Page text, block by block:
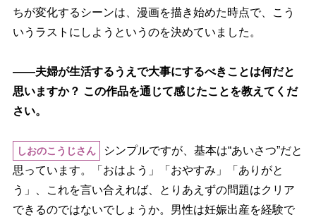
ちが変化するシーンは、漫画を描き始めた時点で、こう
いうラストにしようというのを決めていました。
――夫婦が生活するうえで大事にするべきことは何だと
思いますか？ この作品を通じて感じたことを教えてくだ
さい。
しおのこうじさん
シンプルですが、基本は“あいさつ”だと
思っています。「おはよう」「おやすみ」「ありがと
う」、これを言い合えれば、とりあえずの問題はクリア
できるのではないでしょうか。男性は妊娠出産を経験で